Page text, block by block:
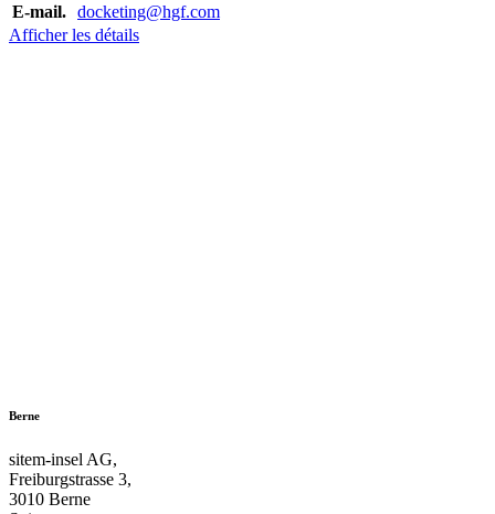
E-mail. docketing@hgf.com
Afficher les détails
Berne
sitem-insel AG,
Freiburgstrasse 3,
3010 Berne